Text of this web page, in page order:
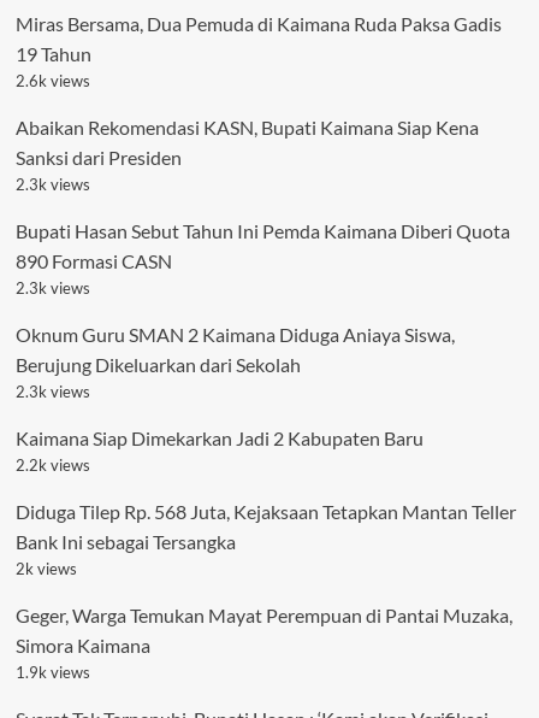
Miras Bersama, Dua Pemuda di Kaimana Ruda Paksa Gadis
19 Tahun
2.6k views
Abaikan Rekomendasi KASN, Bupati Kaimana Siap Kena
Sanksi dari Presiden
2.3k views
Bupati Hasan Sebut Tahun Ini Pemda Kaimana Diberi Quota
890 Formasi CASN
2.3k views
Oknum Guru SMAN 2 Kaimana Diduga Aniaya Siswa,
Berujung Dikeluarkan dari Sekolah
2.3k views
Kaimana Siap Dimekarkan Jadi 2 Kabupaten Baru
2.2k views
Diduga Tilep Rp. 568 Juta, Kejaksaan Tetapkan Mantan Teller
Bank Ini sebagai Tersangka
2k views
Geger, Warga Temukan Mayat Perempuan di Pantai Muzaka,
Simora Kaimana
1.9k views